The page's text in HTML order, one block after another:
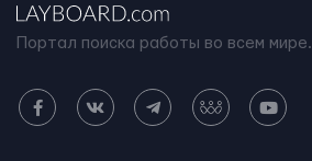
Портал поиска работы во всем мире.